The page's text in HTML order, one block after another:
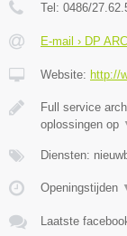
Tel: 0486/
E-mail › DP
Website: http://
Full service
oplossingen op
Diensten:
Openingstijden
Laatste